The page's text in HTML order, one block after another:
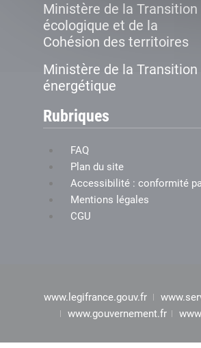
Ministère de la Transition
écologique et de la
Cohésion des territoires
Ministère de la Transition
énergétique
Rubriques
FAQ
Plan du site
Accessibilité : conformité
Mentions légales
CGU
www.legifrance.gouv.fr
www.gouvernement.fr